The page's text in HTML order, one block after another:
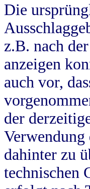
Die
z.B. nach
anzeigen
auch vor,
der
dahinter zu
technischen